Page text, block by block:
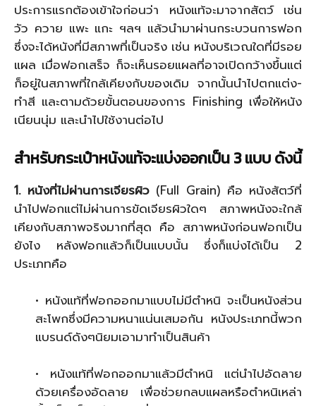
ประการแรกต้องเข้าใจก่อนว่า หนังแท้จะมาจากสัตว์ เช่น
วัว ควาย แพะ แกะ ฯลฯ แล้วนำมาผ่านกระบวนการฟอก
ซึ่งจะได้หนังที่มีสภาพที่เป็นจริง เช่น หนังบริเวณใดที่มีรอย
แผล เมื่อฟอกเสร็จ ก็จะเห็นรอยแผลที่อาจเปิดกว้างขึ้นแต่
ก็อยู่ในสภาพที่ใกล้เคียงกับของเดิม จากนั้นนำไปตกแต่ง-
ทำสี และตามด้วยขั้นตอนของการ Finishing เพื่อให้หนัง
เนียนนุ่ม และนำไปใช้งานต่อไป
สำหรับกระเป๋าหนังแท้จะแบ่งออกเป็น 3 แบบ ดังนี้
1. หนังที่ไม่ผ่านการเจียรผิว (Full Grain) คือ หนังสัตว์ที่
นำไปฟอกแต่ไม่ผ่านการขัดเจียรผิวใดๆ สภาพหนังจะใกล้
เคียงกับสภาพจริงมากที่สุด คือ สภาพหนังก่อนฟอกเป็น
ยังไง หลังฟอกแล้วก็เป็นแบบนั้น ซึ่งก็แบ่งได้เป็น 2
ประเภทคือ
• หนังแท้ที่ฟอกออกมาแบบไม่มีตำหนิ จะเป็นหนังส่วน
สะโพกซึ่งมีความหนาแน่นเสมอกัน หนังประเภทนี้พวก
แบรนด์ดังๆนิยมเอามาทำเป็นสินค้า
• หนังแท้ที่ฟอกออกมาแล้วมีตำหนิ แต่นำไปอัดลาย
ด้วยเครื่องอัดลาย เพื่อช่วยกลบแผลหรือตำหนิเหล่า